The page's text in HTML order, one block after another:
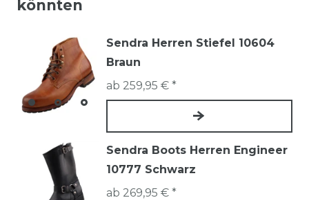
könnten
Sendra Herren Stiefel 10604
Braun
ab 259,95 € *
Sendra Boots Herren Engineer
10777 Schwarz
ab 269,95 € *